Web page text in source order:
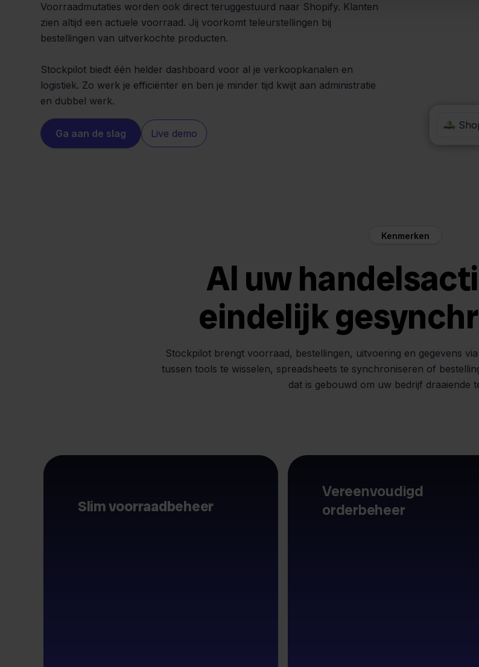
Voorraadmutaties worden ook direct teruggestuurd naar Shopify. Klanten
zien altijd een actuele voorraad. Jij voorkomt teleurstellingen bij
bestellingen van uitverkochte producten.
Stockpilot biedt één helder dashboard voor al je verkoopkanalen en
logistiek. Zo werk je efficiënter en ben je minder tijd kwijt aan administratie
en dubbel werk.
Ga aan de slag Live demo
QLS
Kenmerken
Al uw
eindelijk
Stockpilot brengt voorraad, bestellingen, uitvoering en gegevens
tussen tools te wisselen, spreadsheets te synchroniseren of
dat is gebouwd om uw bedrijf draaiende
Slim voorraadbeheer
Vereenvoudigd
orderbeheer